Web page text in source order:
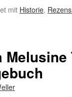
mit Historie,